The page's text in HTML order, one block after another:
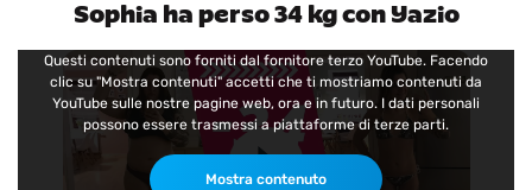
Sophia ha perso 34 kg con Yazio
Questi contenuti sono forniti dal fornitore terzo YouTube. Facendo
clic su "Mostra contenuti" accetti che ti mostriamo contenuti da
YouTube sulle nostre pagine web, ora e in futuro. I dati personali
possono essere trasmessi a piattaforme di terze parti.
Mostra contenuto